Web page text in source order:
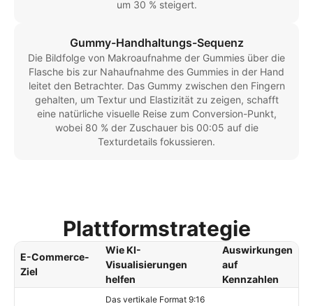
um 30 % steigert.
Gummy-Handhaltungs-Sequenz
Die Bildfolge von Makroaufnahme der Gummies über die
Flasche bis zur Nahaufnahme des Gummies in der Hand
leitet den Betrachter. Das Gummy zwischen den Fingern
gehalten, um Textur und Elastizität zu zeigen, schafft
eine natürliche visuelle Reise zum Conversion-Punkt,
wobei 80 % der Zuschauer bis 00:05 auf die
Texturdetails fokussieren.
Plattformstrategie
E-Commerce-
Ziel
Wie KI-
Visualisierungen
helfen
Auswirkungen
auf
Kennzahlen
Das vertikale Format 9:16